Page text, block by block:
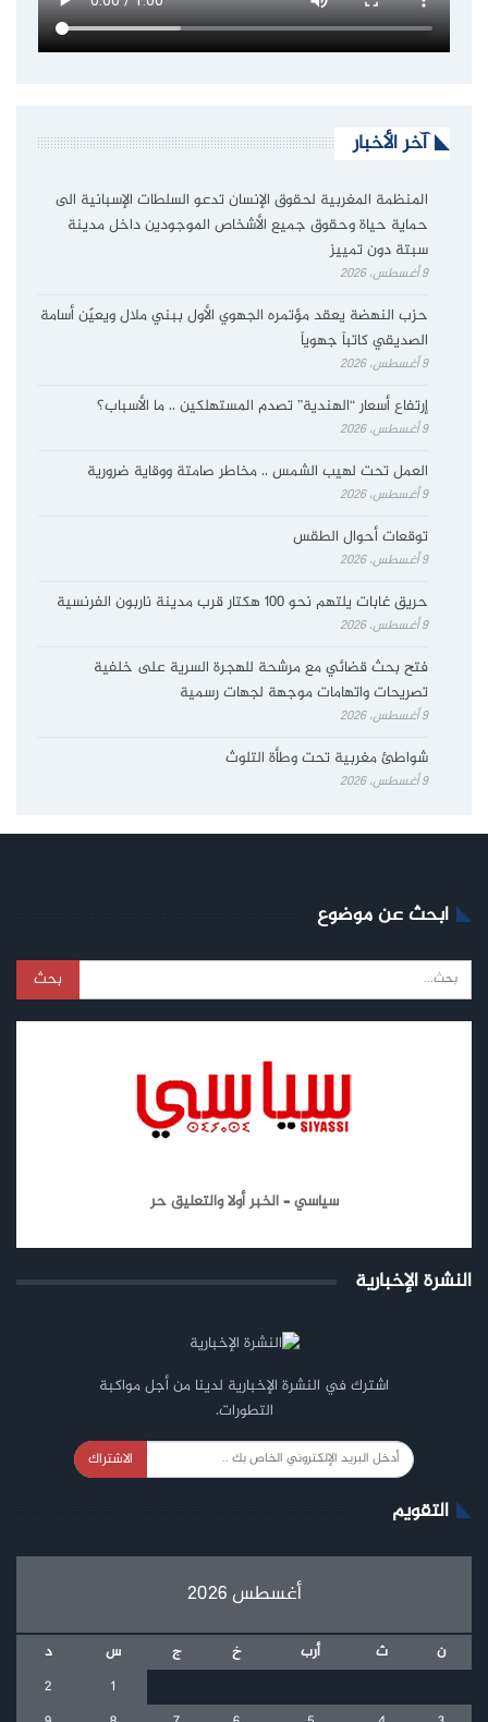
آخر الأخبار
المنظمة المغربية لحقوق الإنسان تدعو السلطات الإسبانية الى
حماية حياة وحقوق جميع الأشخاص الموجودين داخل مدينة
سبتة دون تمييز
9 أغسطس، 2026
حزب النهضة يعقد مؤتمره الجهوي الأول ببني ملال ويعيّن أسامة
الصديقي كاتباً جهوياً
9 أغسطس، 2026
إرتفاع أسعار “الهندية” تصدم المستهلكين .. ما الأسباب؟
9 أغسطس، 2026
العمل تحت لهيب الشمس .. مخاطر صامتة ووقاية ضرورية
9 أغسطس، 2026
توقعات أحوال الطقس
9 أغسطس، 2026
حريق غابات يلتهم نحو 100 هكتار قرب مدينة ناربون الفرنسية
9 أغسطس، 2026
فتح بحث قضائي مع مرشحة للهجرة السرية على خلفية
تصريحات واتهامات موجهة لجهات رسمية
9 أغسطس، 2026
شواطئ مغربية تحت وطأة التلوث
9 أغسطس، 2026
ابحث عن موضوع
سياسي – الخبر أولا والتعليق حر
النشرة الإخبارية
اشترك في النشرة الإخبارية لدينا من أجل مواكبة
التطورات.
الاشتراك
التقويم
أغسطس 2026
ن ث أرب خ ج س
د
1
2